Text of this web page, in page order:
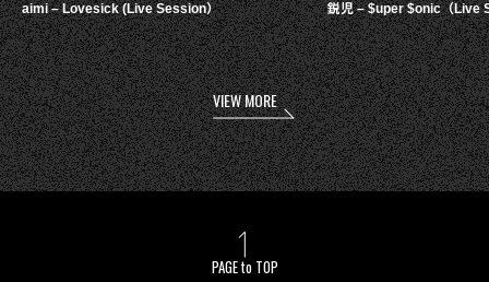
aimi – Lovesick (Live Session） 鋭児 – $uper $onic（Live
VIEW MORE
PAGE to TOP